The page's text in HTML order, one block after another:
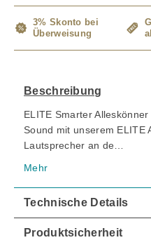
3% Skonto bei
Überweisung
Beschreibung
ELITE Smarter
Sound mit unserem ELITE
Lautsprecher an de…
Mehr
Technische Details
Produktsicherheit